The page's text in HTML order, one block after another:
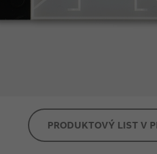
PRODUKTOVÝ LIST V